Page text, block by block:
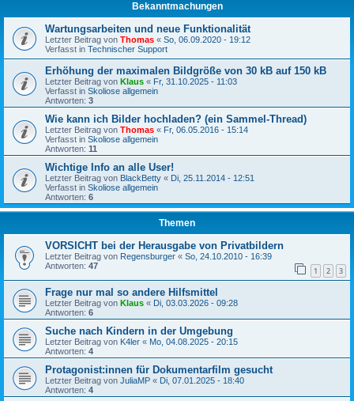
Bekanntmachungen
Wartungsarbeiten und neue Funktionalität
Letzter Beitrag von Thomas « So, 06.09.2020 - 19:12
Verfasst in Technischer Support
Erhöhung der maximalen Bildgröße von 30 kB auf 150 kB
Letzter Beitrag von Klaus « Fr, 31.10.2025 - 11:03
Verfasst in Skoliose allgemein
Antworten: 3
Wie kann ich Bilder hochladen? (ein Sammel-Thread)
Letzter Beitrag von Thomas « Fr, 06.05.2016 - 15:14
Verfasst in Skoliose allgemein
Antworten: 11
Wichtige Info an alle User!
Letzter Beitrag von BlackBetty « Di, 25.11.2014 - 12:51
Verfasst in Skoliose allgemein
Antworten: 6
Themen
VORSICHT bei der Herausgabe von Privatbildern
Letzter Beitrag von Regensburger « So, 24.10.2010 - 16:39
Antworten: 47 1 2 3
Frage nur mal so andere Hilfsmittel
Letzter Beitrag von Klaus « Di, 03.03.2026 - 09:28
Antworten: 6
Suche nach Kindern in der Umgebung
Letzter Beitrag von K4ler « Mo, 04.08.2025 - 20:15
Antworten: 4
Protagonist:innen für Dokumentarfilm gesucht
Letzter Beitrag von JuliaMP « Di, 07.01.2025 - 18:40
Antworten: 4